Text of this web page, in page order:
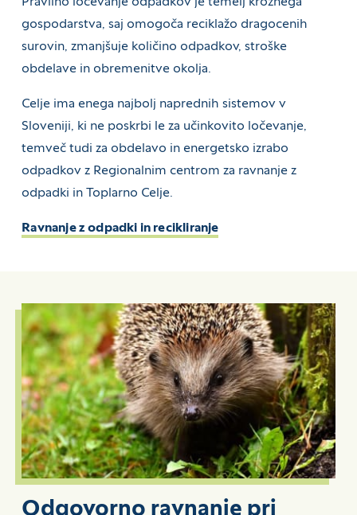
Pravilno ločevanje odpadkov je temelj krožnega
gospodarstva, saj omogoča reciklažo dragocenih
surovin, zmanjšuje količino odpadkov, stroške
obdelave in obremenitve okolja.
Celje ima enega najbolj naprednih sistemov v
Sloveniji, ki ne poskrbi le za učinkovito ločevanje,
temveč tudi za obdelavo in energetsko izrabo
odpadkov z Regionalnim centrom za ravnanje z
odpadki in Toplarno Celje.
Ravnanje z odpadki in recikliranje
Odgovorno ravnanje pri